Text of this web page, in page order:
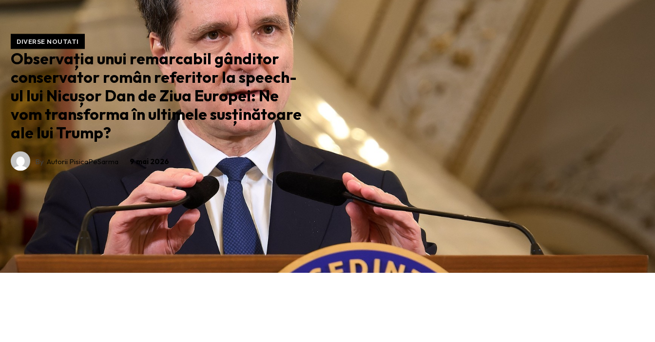
DIVERSE NOUTATI
Observația unui remarcabil gânditor
conservator român referitor la speech-
ul lui Nicușor Dan de Ziua Europei: Ne
vom transforma în ultimele susținătoare
ale lui Trump?
By Autorii PisicaPeSarma 9 mai 2026